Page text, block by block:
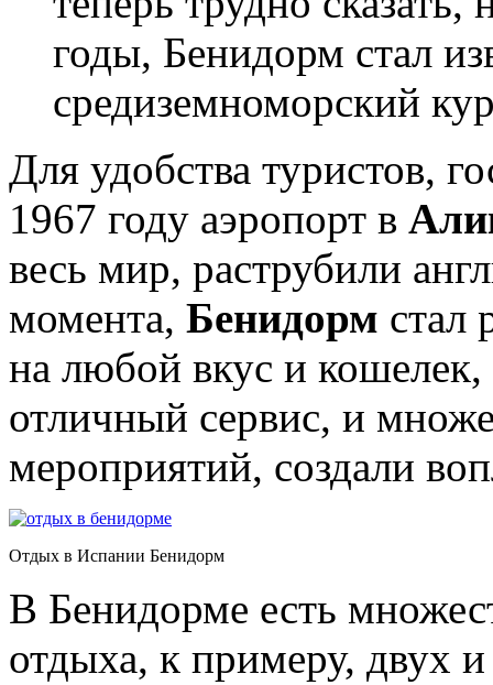
годы, Бенидорм стал
средиземноморский
Для удобства туристов,
1967 году аэропорт в
весь мир, раструбили
момента, Бенидорм стал
на любой вкус и кошелек,
отличный сервис, и
мероприятий, создали
Отдых в Испании Бенидорм
В Бенидорме есть
отдыха, к примеру, двух и